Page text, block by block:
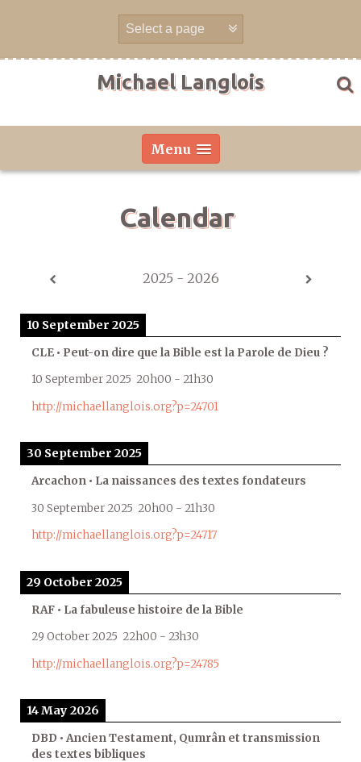
Michael Langlois
Menu
Calendar
2025 - 2026
10 September 2025
CLE • Peut-on dire que la Bible est la Parole de Dieu ?
10 September 2025 20h00 - 21h30
http://michaellanglois.org?p=24701
30 September 2025
Arcachon • La naissances des textes fondateurs
30 September 2025 20h00 - 21h30
http://michaellanglois.org?p=24717
29 October 2025
RAF • La fabuleuse histoire de la Bible
29 October 2025 22h00 - 23h30
http://michaellanglois.org?p=24785
14 May 2026
DBD • Ancien Testament, Qumrân et transmission
des textes bibliques